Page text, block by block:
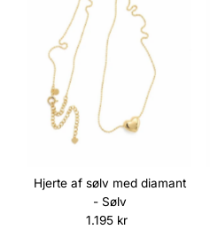
Alfabetisk, Å-A
Pris, lav til høj
Pris, høj til lav
Dato, ældre til nyere
Dato, nyere til ældre
Hjerte af sølv med diamant
- Sølv
Normalpris
1.195 kr